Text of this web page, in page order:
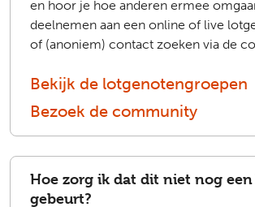
en hoor je hoe anderen ermee
deelnemen aan een online of live
of (anoniem) contact zoeken via de
Bekijk de lotgenotengroepen
Bezoek de community
Hoe zorg ik dat dit niet nog een
gebeurt?